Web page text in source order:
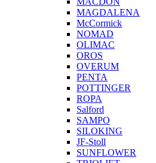
MAGDALENA
McCormick
NOMAD
OLIMAC
OROS
OVERUM
PENTA
POTTINGER
ROPA
Salford
SAMPO
SILOKING
JF-Stoll
SUNFLOWER